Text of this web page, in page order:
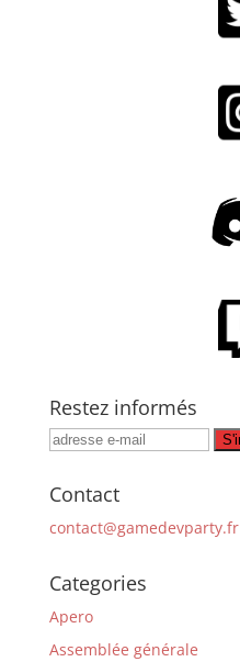
Restez informés
Contact
contact@gamedevparty.fr
Categories
Apero
Assemblée générale